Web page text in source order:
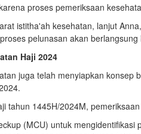
proses pemeriksaan
istitha'ah kesehatan, lanjut
pelunasan akan
Haji 2024
juga telah menyiapkan
tahun 1445H/2024M,
(MCU) untuk